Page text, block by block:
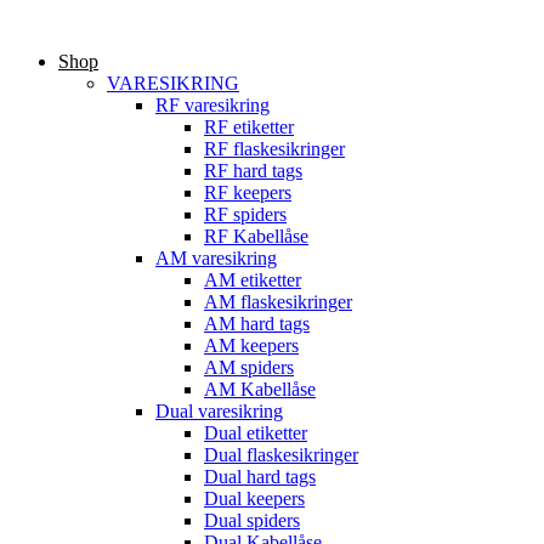
indholdShop
VARESIKRING
RF varesikring
RF etiketter
RF flaskesikringer
RF hard tags
RF keepers
RF spiders
RF Kabellåse
AM varesikring
AM etiketter
AM flaskesikringer
AM hard tags
AM keepers
AM spiders
AM Kabellåse
Dual varesikring
Dual etiketter
Dual flaskesikringer
Dual hard tags
Dual keepers
Dual spiders